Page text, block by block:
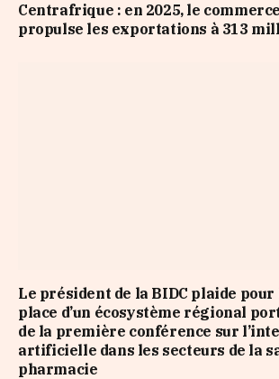
Centrafrique : en 2025, le commerce
propulse les exportations à 313
Le président de la BIDC plaide pour
place d’un écosystème régional
de la première conférence sur
artificielle dans les secteurs de la
pharmacie